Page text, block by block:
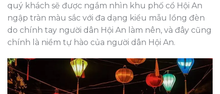
quý khách sẽ được ngắm nhìn khu phố cổ Hội An
ngập tràn màu sắc với đa dạng kiểu mẫu lồng đèn
do chính tay người dân Hội An làm nên, và đây cũng
chính là niềm tự hào của người dân Hội An.